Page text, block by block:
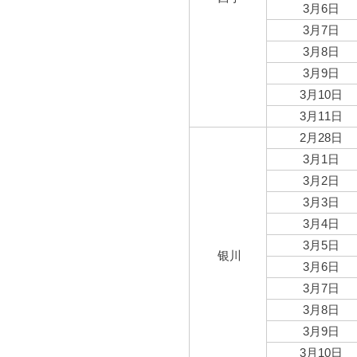
3月6日
3月7日
3月8日
3月9日
3月10日
3月11日
银川
2月28日
3月1日
3月2日
3月3日
3月4日
3月5日
3月6日
3月7日
3月8日
3月9日
3月10日